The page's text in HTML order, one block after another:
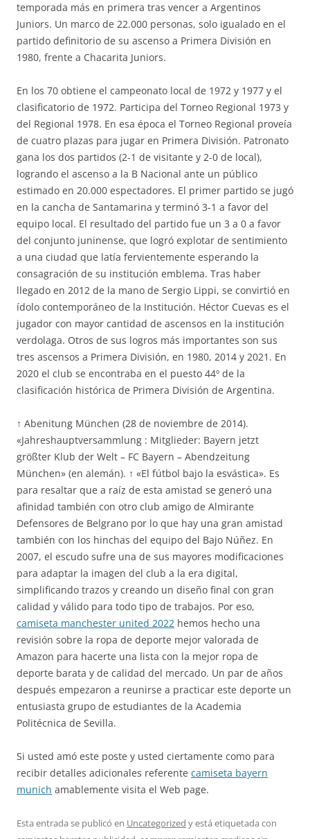
temporada más en primera tras vencer a Argentinos
Juniors. Un marco de 22.000 personas, solo igualado en el
partido definitorio de su ascenso a Primera División en
1980, frente a Chacarita Juniors.
En los 70 obtiene el campeonato local de 1972 y 1977 y el
clasificatorio de 1972. Participa del Torneo Regional 1973 y
del Regional 1978. En esa época el Torneo Regional proveía
de cuatro plazas para jugar en Primera División. Patronato
gana los dos partidos (2-1 de visitante y 2-0 de local),
logrando el ascenso a la B Nacional ante un público
estimado en 20.000 espectadores. El primer partido se jugó
en la cancha de Santamarina y terminó 3-1 a favor del
equipo local. El resultado del partido fue un 3 a 0 a favor
del conjunto juninense, que logró explotar de sentimiento
a una ciudad que latía fervientemente esperando la
consagración de su institución emblema. Tras haber
llegado en 2012 de la mano de Sergio Lippi, se convirtió en
ídolo contemporáneo de la Institución. Héctor Cuevas es el
jugador con mayor cantidad de ascensos en la institución
verdolaga. Otros de sus logros más importantes son sus
tres ascensos a Primera División, en 1980, 2014 y 2021. En
2020 el club se encontraba en el puesto 44º de la
clasificación histórica de Primera División de Argentina.
↑ Abenitung München (28 de noviembre de 2014).
«Jahreshauptversammlung : Mitglieder: Bayern jetzt
größter Klub der Welt – FC Bayern – Abendzeitung
München» (en alemán). ↑ «El fútbol bajo la esvástica». Es
para resaltar que a raíz de esta amistad se generó una
afinidad también con otro club amigo de Almirante
Defensores de Belgrano por lo que hay una gran amistad
también con los hinchas del equipo del Bajo Núñez. En
2007, el escudo sufre una de sus mayores modificaciones
para adaptar la imagen del club a la era digital,
simplificando trazos y creando un diseño final con gran
calidad y válido para todo tipo de trabajos. Por eso,
camiseta manchester united 2022 hemos hecho una
revisión sobre la ropa de deporte mejor valorada de
Amazon para hacerte una lista con la mejor ropa de
deporte barata y de calidad del mercado. Un par de años
después empezaron a reunirse a practicar este deporte un
entusiasta grupo de estudiantes de la Academia
Politécnica de Sevilla.
Si usted amó este poste y usted ciertamente como para
recibir detalles adicionales referente camiseta bayern
munich amablemente visita el Web page.
Esta entrada se publicó en Uncategorized y está etiquetada con